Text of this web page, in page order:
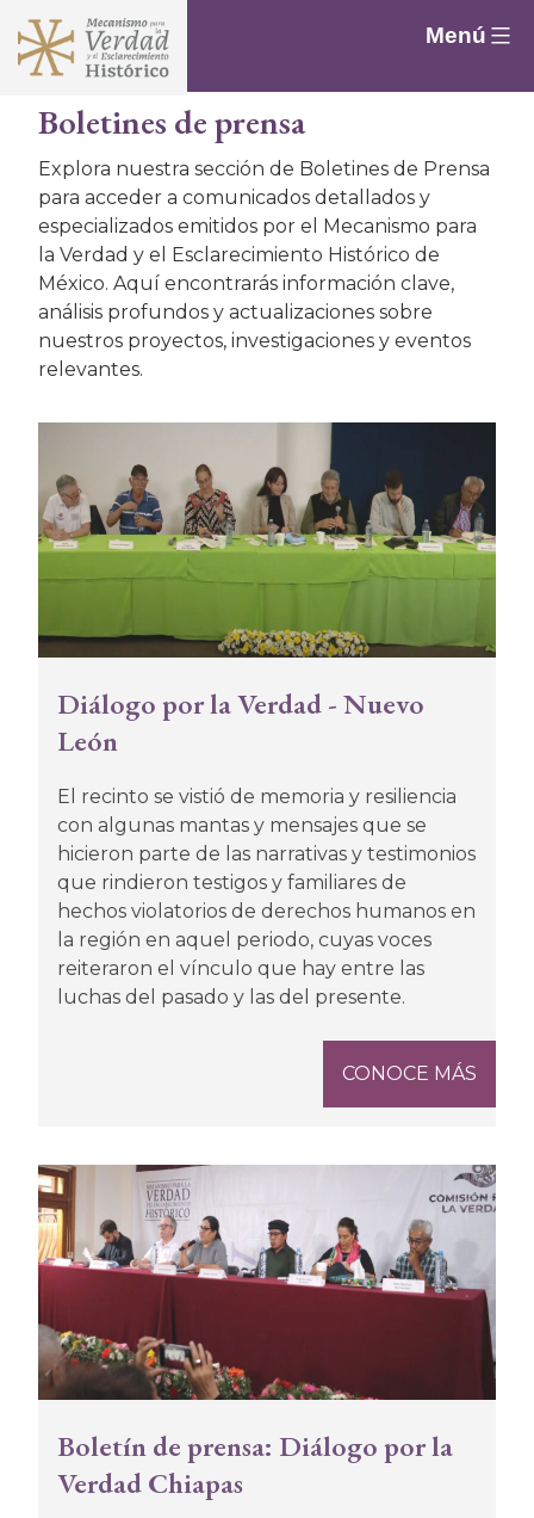
Menú
Boletines de prensa
Explora nuestra sección de Boletines de Prensa
para acceder a comunicados detallados y
especializados emitidos por el Mecanismo para
la Verdad y el Esclarecimiento Histórico de
México. Aquí encontrarás información clave,
análisis profundos y actualizaciones sobre
nuestros proyectos, investigaciones y eventos
relevantes.
Diálogo por la Verdad - Nuevo
León
El recinto se vistió de memoria y resiliencia
con algunas mantas y mensajes que se
hicieron parte de las narrativas y testimonios
que rindieron testigos y familiares de
hechos violatorios de derechos humanos en
la región en aquel periodo, cuyas voces
reiteraron el vínculo que hay entre las
luchas del pasado y las del presente.
CONOCE MÁS
Boletín de prensa: Diálogo por la
Verdad Chiapas